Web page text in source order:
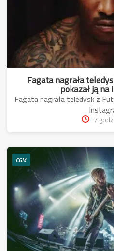
Fagata nagrała
pokazał ją
Fagata nagrała teledysk z
7
CGM